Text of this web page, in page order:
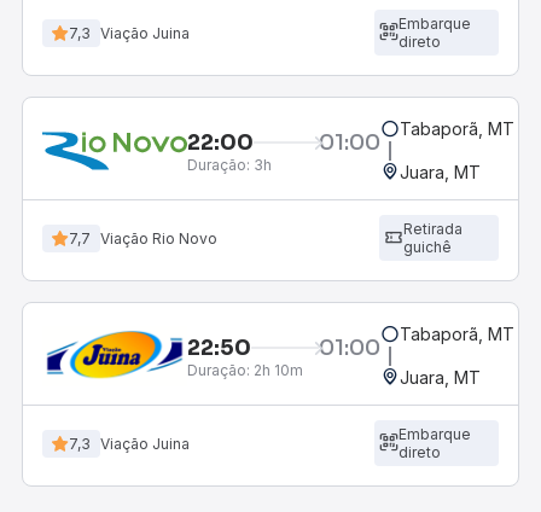
7,3 Viação Juina
Embarque
direto
22:00 01:00
Duração: 3h
Tabaporã, MT
Juara, MT
7,7 Viação Rio Novo
Retirada
guichê
22:50 01:00
Duração: 2h 10m
Tabaporã, MT
Juara, MT
7,3 Viação Juina
Embarque
direto